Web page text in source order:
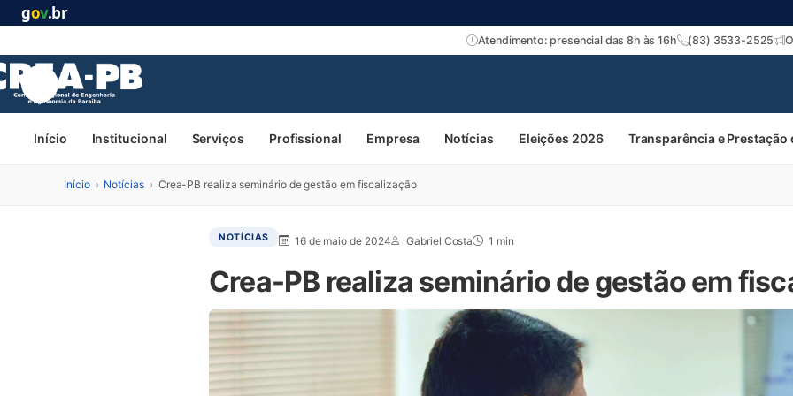
gov.br
Atendimento: presencial das 8h às 16h (83) 3533-2525
Início Institucional Serviços Profissional Empresa Notícias Eleições 2026 Transparência e Prestação
Início › Notícias › Crea-PB realiza seminário de gestão em fiscalização
NOTÍCIAS 16 de maio de 2024 Gabriel Costa 1 min
Crea-PB realiza seminário de gestão em